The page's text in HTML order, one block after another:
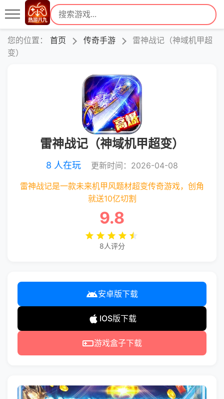
您的位置： 首页 传奇手游
雷神战记（神域机甲超
变）
雷神战记（神域机甲超变）
8 人在玩 更新时间：2026-04-08
雷神战记是一款未来机甲风题材超变传奇游戏，创角
就送10亿切割
9.8
8人评分
安卓版下载
IOS版下载
游戏盒子下载